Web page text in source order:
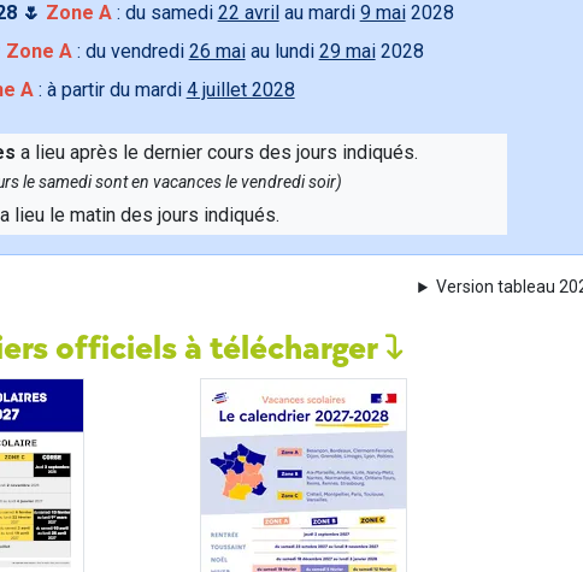
🌷 Zone A: du samedi 22 avril au mardi 9 mai2028
Zone A: du vendredi 26 maiau lundi 29 mai2028
A: à partir du mardi 4 juillet 2028
a lieu après le dernier cours des jours indiqués.
le samedi sont en vacances le vendredi soir)
a lieu le matin des jours indiqués.
Version tableau
officiels à télécharger